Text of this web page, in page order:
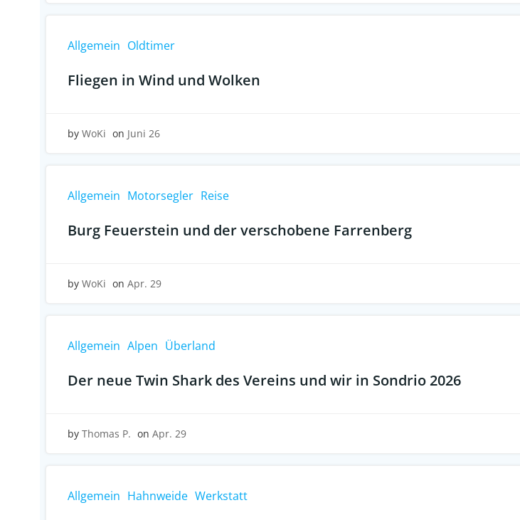
Allgemein Oldtimer
Fliegen in Wind und Wolken
by WoKi on Juni 26
Allgemein Motorsegler Reise
Burg Feuerstein und der verschobene Farrenberg
by WoKi on Apr. 29
Allgemein Alpen Überland
Der neue Twin Shark des Vereins und wir in Sondrio 2026
by Thomas P. on Apr. 29
Allgemein Hahnweide Werkstatt